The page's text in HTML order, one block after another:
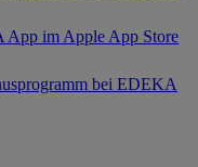
App im Apple App Store
bei EDEKA